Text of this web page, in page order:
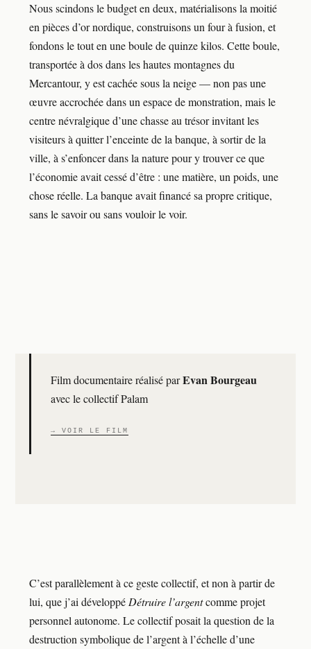
Nous scindons le budget en deux, matérialisons la moitié
en pièces d’or nordique, construisons un four à fusion, et
fondons le tout en une boule de quinze kilos. Cette boule,
transportée à dos dans les hautes montagnes du
Mercantour, y est cachée sous la neige — non pas une
œuvre accrochée dans un espace de monstration, mais le
centre névralgique d’une chasse au trésor invitant les
visiteurs à quitter l’enceinte de la banque, à sortir de la
ville, à s’enfoncer dans la nature pour y trouver ce que
l’économie avait cessé d’être : une matière, un poids, une
chose réelle. La banque avait financé sa propre critique,
sans le savoir ou sans vouloir le voir.
Film documentaire réalisé parEvan Bourgeau
avec le collectif Palam
→ VOIR LE FILM
C’est parallèlement à ce geste collectif, et non à partir de
lui, que j’ai développé Détruire l’argentcomme projet
personnel autonome. Le collectif posait la question de la
destruction symbolique de l’argent à l’échelle d’une